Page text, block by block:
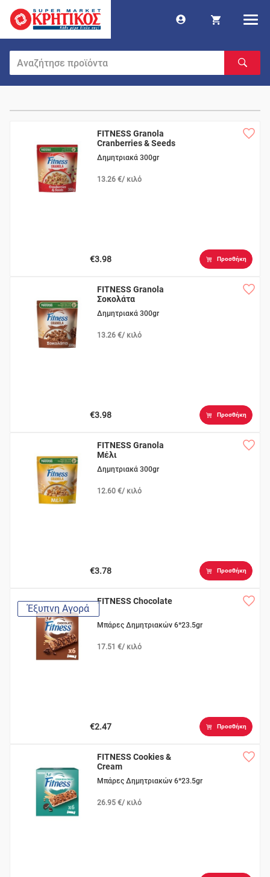
FITNESS Granola
Cranberries & Seeds
Δημητριακά 300gr
13.26 €/ κιλό
€3.98 Προσθήκη
FITNESS Granola
Σοκολάτα
Δημητριακά 300gr
13.26 €/ κιλό
€3.98 Προσθήκη
FITNESS Granola
Μέλι
Δημητριακά 300gr
12.60 €/ κιλό
€3.78 Προσθήκη
Έξυπνη Αγορά
FITNESS Chocolate
Μπάρες Δημητριακών 6*23.5gr
17.51 €/ κιλό
€2.47 Προσθήκη
FITNESS Cookies &
Cream
Μπάρες Δημητριακών 6*23.5gr
26.95 €/ κιλό